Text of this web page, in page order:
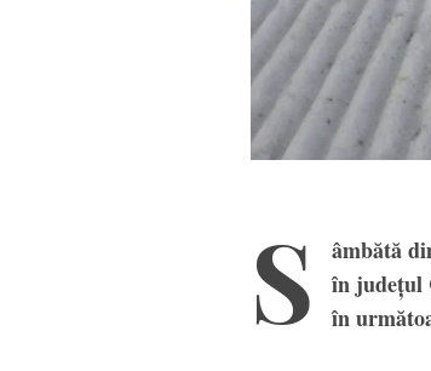
S
âmbătă
în județul
în